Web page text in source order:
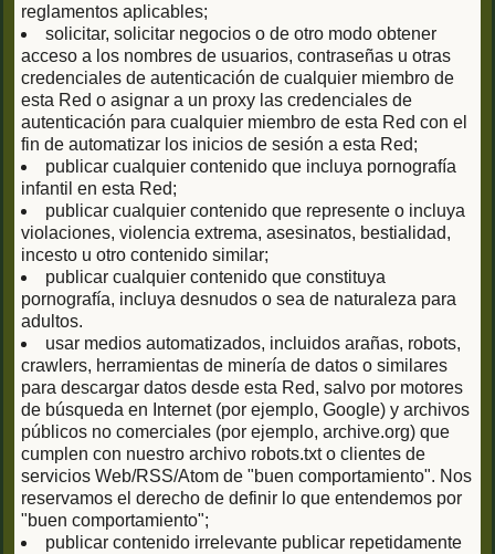
reglamentos aplicables;
solicitar, solicitar negocios o de otro modo obtener
acceso a los nombres de usuarios, contraseñas u otras
credenciales de autenticación de cualquier miembro de
esta Red o asignar a un proxy las credenciales de
autenticación para cualquier miembro de esta Red con el
fin de automatizar los inicios de sesión a esta Red;
publicar cualquier contenido que incluya pornografía
infantil en esta Red;
publicar cualquier contenido que represente o incluya
violaciones, violencia extrema, asesinatos, bestialidad,
incesto u otro contenido similar;
publicar cualquier contenido que constituya
pornografía, incluya desnudos o sea de naturaleza para
adultos.
usar medios automatizados, incluidos arañas, robots,
crawlers, herramientas de minería de datos o similares
para descargar datos desde esta Red, salvo por motores
de búsqueda en Internet (por ejemplo, Google) y archivos
públicos no comerciales (por ejemplo, archive.org) que
cumplen con nuestro archivo robots.txt o clientes de
servicios Web/RSS/Atom de "buen comportamiento". Nos
reservamos el derecho de definir lo que entendemos por
"buen comportamiento";
publicar contenido irrelevante publicar repetidamente